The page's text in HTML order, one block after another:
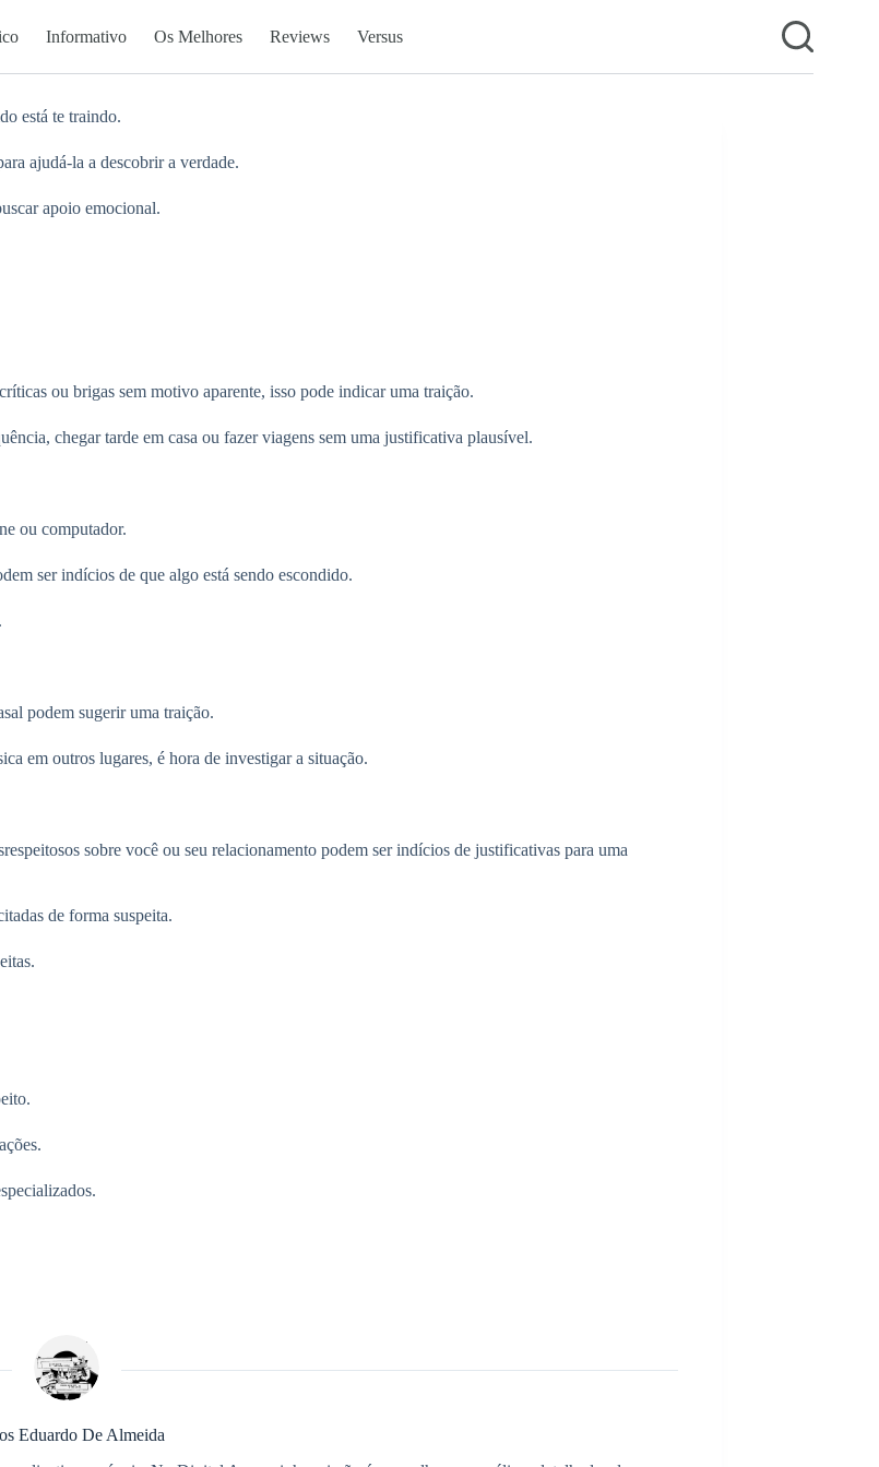
Informativo Os Melhores Reviews Versus
está te traindo.
ajudá-la a descobrir a verdade.
apoio emocional.
ou brigas sem motivo aparente, isso pode indicar uma traição.
chegar tarde em casa ou fazer viagens sem uma justificativa plausível.
ou computador.
ser indícios de que algo está sendo escondido.
podem sugerir uma traição.
em outros lugares, é hora de investigar a situação.
sobre você ou seu relacionamento podem ser indícios de justificativas para uma
de forma suspeita.
Eduardo De Almeida